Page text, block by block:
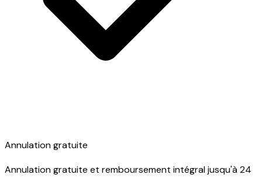
Annulation gratuite
Annulation gratuite et remboursement intégral jusqu'à 24